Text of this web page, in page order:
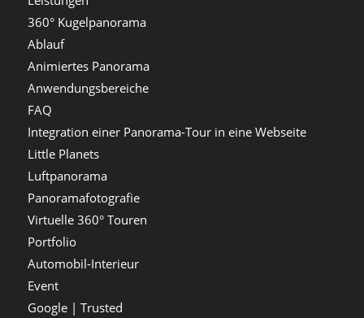
360° Kugelpanorama
Ablauf
Animiertes Panorama
Anwendungsbereiche
FAQ
Integration einer Panorama-Tour in eine Webseite
Little Planets
Luftpanorama
Panoramafotografie
Virtuelle 360° Touren
Portfolio
Automobil-Interieur
Event
Google | Trusted